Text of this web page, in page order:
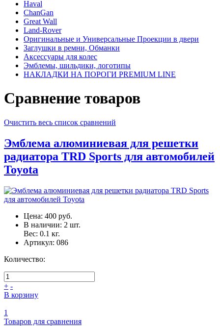
Haval
ChanGan
Great Wall
Land-Rover
Оригинальные и Универсальные Проекции в двери
Заглушки в ремни, Обманки
Аксессуары для колес
Эмблемы, шильдики, логотипы
НАКЛАДКИ НА ПОРОГИ PREMIUM LINE
Сравнение товаров
Очистить весь список сравнений
Эмблема алюминиевая для решетки
радиатора TRD Sports для автомобилей
Toyota
Цена: 400 руб.
В наличии: 2 шт.
Вес: 0.1 кг.
Артикул: 086
Количество:
+ -
В корзину
1
Товаров для сравнения